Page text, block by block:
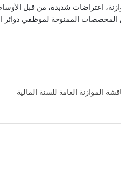
اعتراضات شديدة، من قبل
المخصصات الممنوحة لموظفي دوائر
الموازنة العامة للسنة المالية